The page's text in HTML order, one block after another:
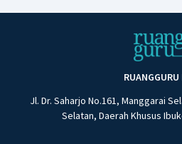
RUANGGURU
Jl. Dr. Saharjo No.161, Manggarai
Selatan, Daerah Khusus